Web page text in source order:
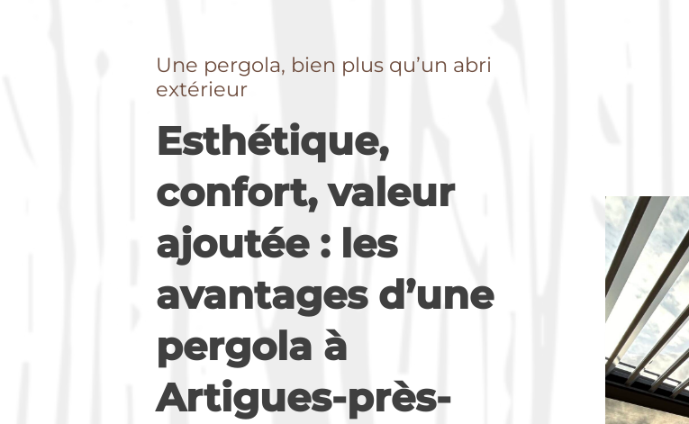
Une pergola, bien plus qu’un abri
extérieur
Esthétique,
confort, valeur
ajoutée : les
avantages d’une
pergola à
Artigues-près-